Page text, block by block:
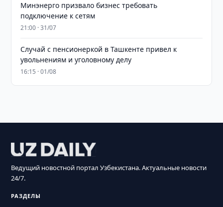
Минэнерго призвало бизнес требовать
подключение к сетям
21:00 · 31/07
Случай с пенсионеркой в Ташкенте привел к
увольнениям и уголовному делу
16:15 · 01/08
Ведущий новостной портал Узбекистана. Актуальные новости
24/7.
РАЗДЕЛЫ